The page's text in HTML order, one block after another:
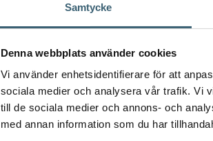
Samtycke
Denna webbplats använder cookies
Vi använder enhetsidentifierare för att
sociala medier och analysera vår trafik. Vi
till de sociala medier och annons- och
med annan information som du har